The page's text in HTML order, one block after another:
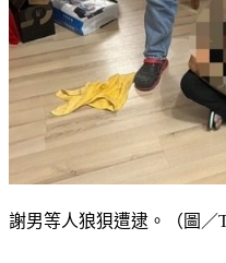
謝男等人狼狽遭逮。（圖／